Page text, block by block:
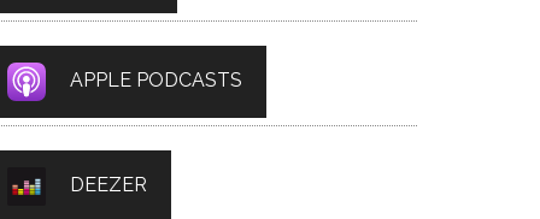
APPLE PODCASTS
DEEZER